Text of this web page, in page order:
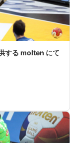
する molten にて